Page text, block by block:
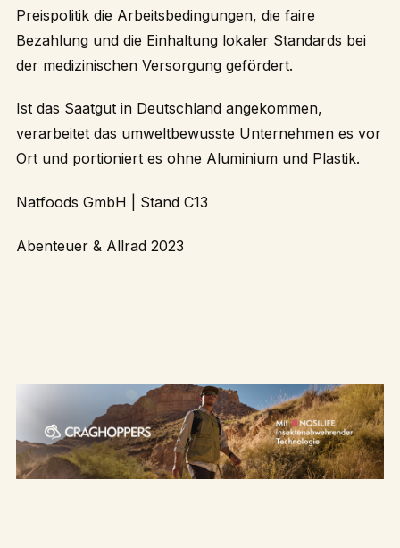
Preispolitik die Arbeitsbedingungen, die faire
Bezahlung und die Einhaltung lokaler Standards bei
der medizinischen Versorgung gefördert.
Ist das Saatgut in Deutschland angekommen,
verarbeitet das umweltbewusste Unternehmen es vor
Ort und portioniert es ohne Aluminium und Plastik.
Natfoods GmbH | Stand C13
Abenteuer & Allrad 2023